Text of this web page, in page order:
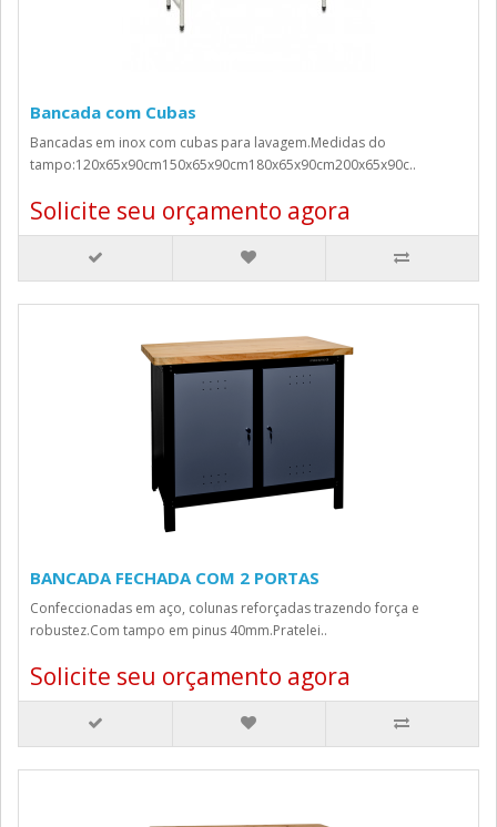
Bancada com Cubas
Bancadas em inox com cubas para lavagem.Medidas do
tampo:120x65x90cm150x65x90cm180x65x90cm200x65x90c..
Solicite seu orçamento agora
BANCADA FECHADA COM 2 PORTAS
Confeccionadas em aço, colunas reforçadas trazendo força e
robustez.Com tampo em pinus 40mm.Pratelei..
Solicite seu orçamento agora